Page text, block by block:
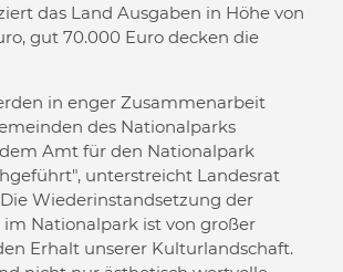
das Land Ausgaben in Höhe von
gut 70.000 Euro decken die
in enger Zusammenarbeit
des Nationalparks
Amt für den Nationalpark
unterstreicht Landesrat
Wiederinstandsetzung der
Nationalpark ist von großer
Erhalt unserer Kulturlandschaft.